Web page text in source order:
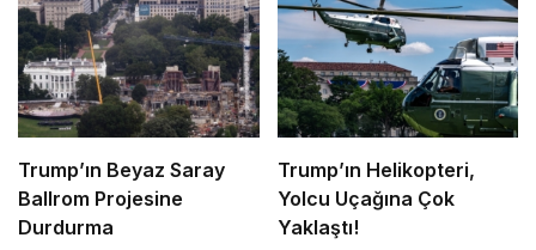
Trump’ın Beyaz Saray
Ballrom Projesine
Durdurma
Trump’ın Helikopteri,
Yolcu Uçağına Çok
Yaklaştı!